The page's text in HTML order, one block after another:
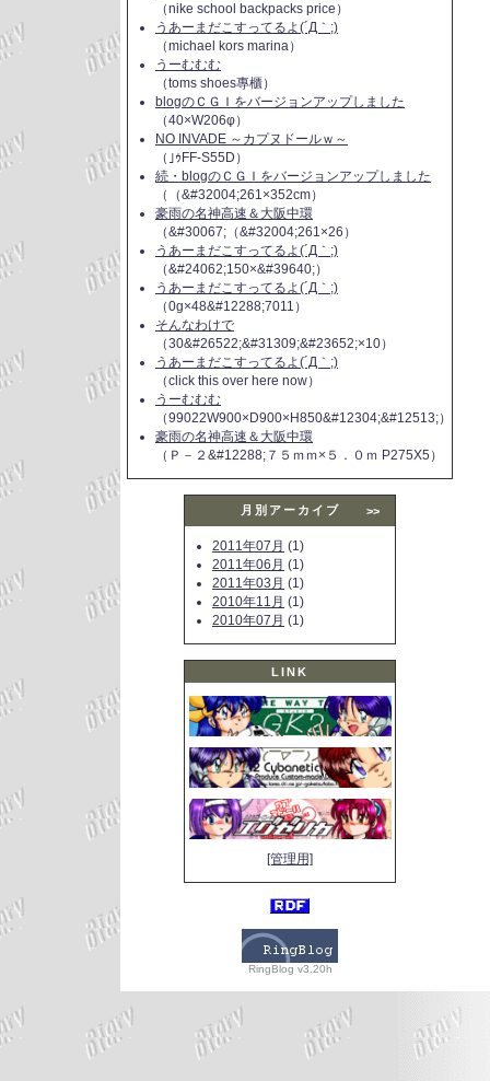
（nike school backpacks price）
うあーまだこすってるよ(´Д｀;)
（michael kors marina）
うーむむむ
（toms shoes專櫃）
blogのＣＧＩをバージョンアップしました
（40×W206φ）
NO INVADE ～カプヌドールｗ～
（｣ｩFF-S55D）
続・blogのＣＧＩをバージョンアップしました
（（&#32004;261×352cm）
豪雨の名神高速＆大阪中環
（&#30067;（&#32004;261×26）
うあーまだこすってるよ(´Д｀;)
（&#24062;150×&#39640;）
うあーまだこすってるよ(´Д｀;)
（0g×48&#12288;7011）
そんなわけで
（30&#26522;&#31309;&#23652;×10）
うあーまだこすってるよ(´Д｀;)
（click this over here now）
うーむむむ
（99022W900×D900×H850&#12304;&#12513;）
豪雨の名神高速＆大阪中環
（Ｐ－２&#12288;７５ｍｍ×５．０ｍ P275X5）
月別アーカイブ >>
2011年07月 (1)
2011年06月 (1)
2011年03月 (1)
2010年11月 (1)
2010年07月 (1)
LINK
[管理用]
RingBlog v3.20h